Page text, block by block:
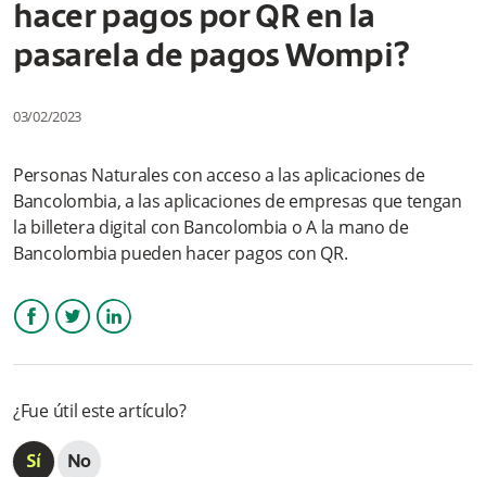
¿Qué requisitos o documentos son exigidos para tener
habilitado QR?
medio de pago de QR?
¿Cuándo se visualiza el abono de las ventas realizadas por el
medio de pago de QR?
¿Cómo visualiza el cliente la compra realizada por el medio de
pago QR?
¿Puedo realizar una reversión para el medio de pago de QR?
¿Qué puedo hacer si todas las transacciones del medio de
pago QR están saliendo a rechazo?
hacer pagos por QR en la
pasarela de pagos Wompi?
03/02/2023
Personas Naturales con acceso a las aplicaciones de
Bancolombia, a las aplicaciones de empresas que tengan
la billetera digital con Bancolombia o A la mano de
Bancolombia pueden hacer pagos con QR.
¿Fue útil este artículo?